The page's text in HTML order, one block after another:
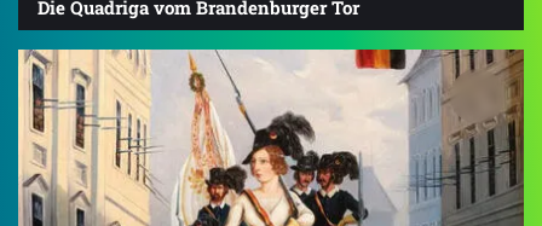
Die Quadriga vom Brandenburger Tor